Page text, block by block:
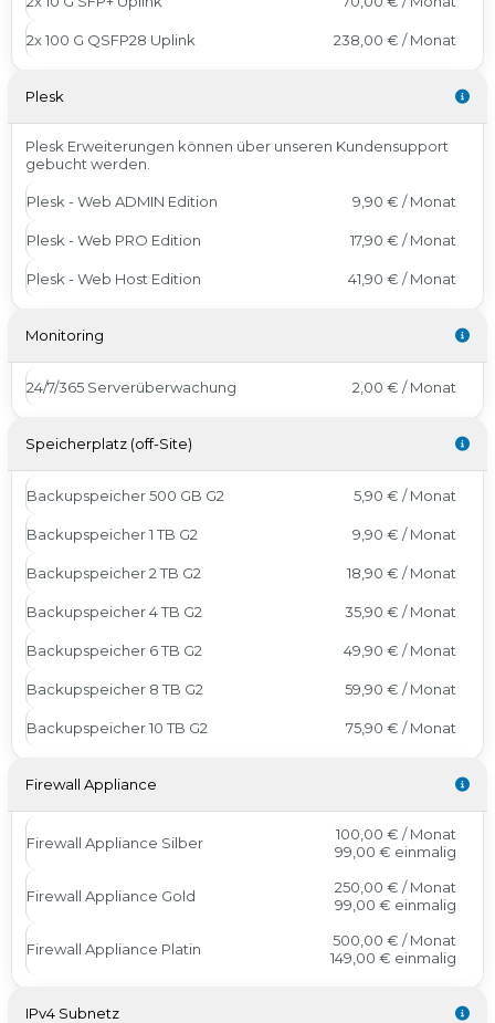
2x 100 G QSFP28 Uplink 238,00 € / Monat
Plesk
Plesk Erweiterungen können über unseren Kundensupport
gebucht werden.
Plesk - Web ADMIN Edition 9,90 € / Monat
Plesk - Web PRO Edition 17,90 € / Monat
Plesk - Web Host Edition 41,90 € / Monat
Monitoring
24/7/365 Serverüberwachung 2,00 € / Monat
Speicherplatz (off-Site)
Backupspeicher 500 GB G2 5,90 € / Monat
Backupspeicher 1 TB G2 9,90 € / Monat
Backupspeicher 2 TB G2 18,90 € / Monat
Backupspeicher 4 TB G2 35,90 € / Monat
Backupspeicher 6 TB G2 49,90 € / Monat
Backupspeicher 8 TB G2 59,90 € / Monat
Backupspeicher 10 TB G2 75,90 € / Monat
Firewall Appliance
Firewall Appliance Silber
100,00 € / Monat
99,00 € einmalig
Firewall Appliance Gold
250,00 € / Monat
99,00 € einmalig
Firewall Appliance Platin
500,00 € / Monat
149,00 € einmalig
IPv4 Subnetz